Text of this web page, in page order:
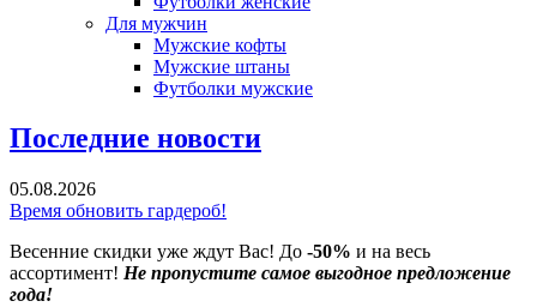
Для мужчин
Мужские кофты
Мужские штаны
Футболки мужские
Последние новости
05.08.2026
Время обновить гардероб!
Весенние скидки уже ждут Вас! До -50% и на весь
ассортимент! Не пропустите самое выгодное предложение
года!